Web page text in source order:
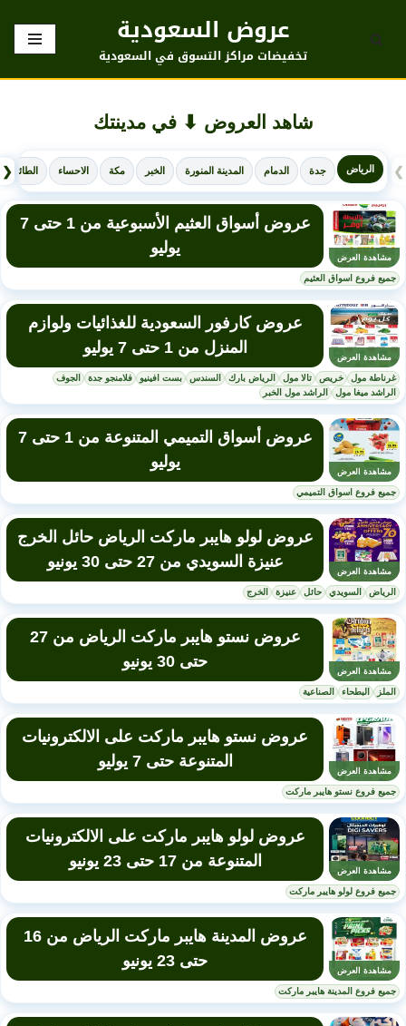
تخطى
عروض السعودية
تخفيضات مراكز التسوق في السعودية
شاهد العروض ⬇ في مدينتك
❮ الرياض جدة الدمام المدينة المنورة الخبر مكة الاحساء الطائف ❯
مشاهدة العرض
عروض أسواق العثيم الأسبوعية من 1 حتى 7
يوليو
جميع فروع اسواق العثيم
مشاهدة العرض
عروض كارفور السعودية للغذائيات ولوازم
المنزل من 1 حتى 7 يوليو
غرناطة مول خريص تالا مول الرياض بارك السندس بست افينيو فلامنجو جدة
الجوف
الراشد ميغا مول
الراشد مول الخبر
مشاهدة العرض
عروض أسواق التميمي المتنوعة من 1 حتى 7
يوليو
جميع فروع اسواق التميمي
مشاهدة العرض
عروض لولو هايبر ماركت الرياض حائل الخرج
عنيزة السويدي من 27 حتى 30 يونيو
الرياض السويدي حائل عنيزة الخرج
مشاهدة العرض
عروض نستو هايبر ماركت الرياض من 27
حتى 30 يونيو
الملز البطحاء الصناعية
مشاهدة العرض
عروض نستو هايبر ماركت على الالكترونيات
المتنوعة حتى 7 يوليو
جميع فروع نستو هايبر ماركت
مشاهدة العرض
عروض لولو هايبر ماركت على الالكترونيات
المتنوعة من 17 حتى 23 يونيو
جميع فروع لولو هايبر ماركت
مشاهدة العرض
عروض المدينة هايبر ماركت الرياض من 16
حتى 23 يونيو
جميع فروع المدينة هايبر ماركت